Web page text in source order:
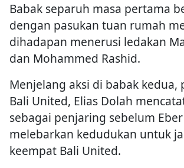
Babak separuh masa pertama
dengan pasukan tuan rumah
dihadapan menerusi ledakan
dan Mohammed Rashid.
Menjelang aksi di babak kedua,
Bali United, Elias Dolah
sebagai penjaring sebelum Eber
melebarkan kedudukan untuk
keempat Bali United.